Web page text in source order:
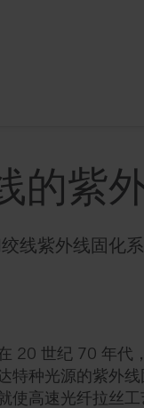
的紫
线紫外线固化
20 世纪 70 年代
特种光源的紫外线
使高速光纤拉丝工